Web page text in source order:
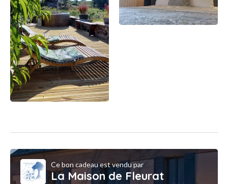
Ce bon cadeau est vendu par
La Maison de Fleurat